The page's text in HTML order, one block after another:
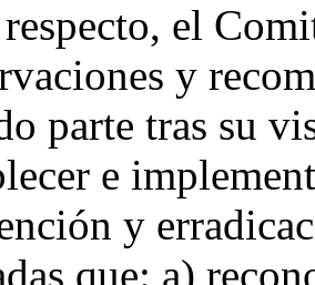
el
y
parte tras su
e
y
que: a)